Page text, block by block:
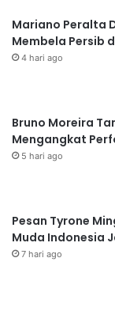
Mariano Peralta
Membela Persib
4 hari ago
Bruno Moreira
Mengangkat
5 hari ago
Pesan Tyrone
Muda Indonesia
7 hari ago